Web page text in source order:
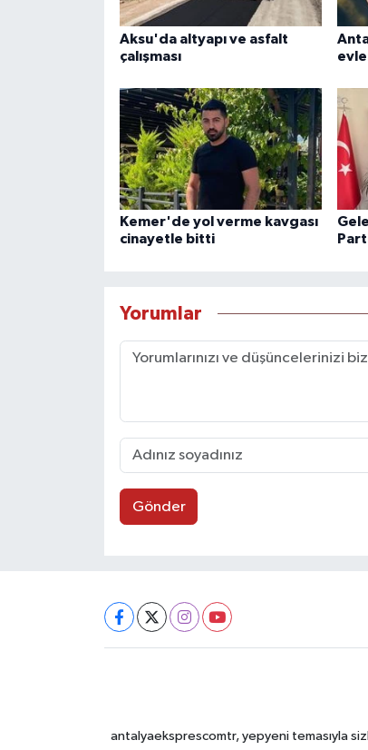
Aksu'da altyapı ve asfalt
çalışması
Kemer'de yol verme kavgası
cinayetle bitti
Yorumlar
Gönder
antalyaeksprescomtr, yepyeni temasıyla